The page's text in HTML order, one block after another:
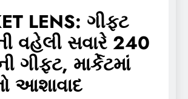
LENS: ગીફ્ટ
વહેલી સવારે 240
ગીફ્ટ, માર્કેટમાં
આશાવાદ